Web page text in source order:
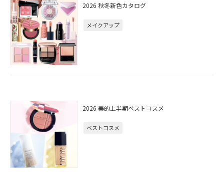
2026 秋冬新色カタログ
メイクアップ
2026 美的上半期ベストコスメ
ベストコスメ